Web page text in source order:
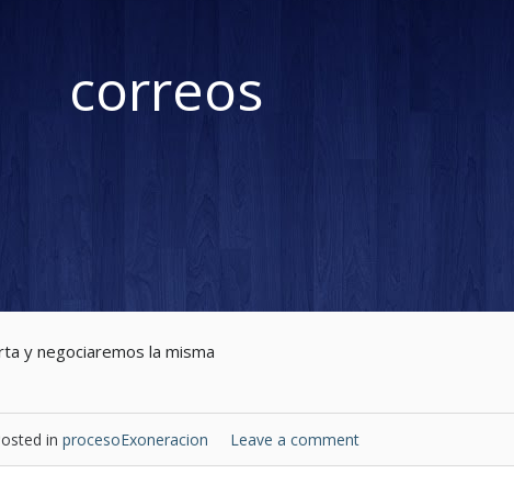
correos
y negociaremos la misma
in procesoExoneracion Leave a comment